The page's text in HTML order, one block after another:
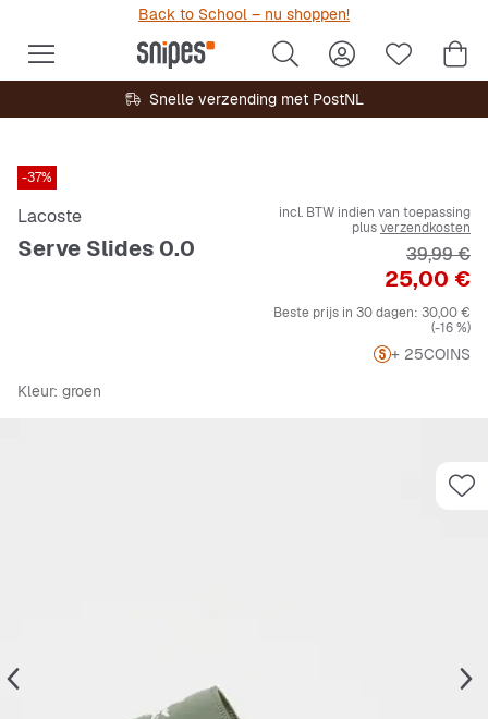
Back to School – nu shoppen!
Snelle verzending met PostNL
-37%
Lacoste
Serve Slides 0.0
incl. BTW indien van toepassing
plusverzendkosten
Prijs
25,00 €
Originele
39,99 €
Beste prijs in 30 dagen: 30,00 €
(-16 %)
+ 25COINS
Kleur: groen